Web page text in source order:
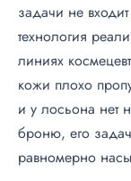
задачи не
технология
линиях
кожи плохо
и у лосьона нет
броню, его
равномерно